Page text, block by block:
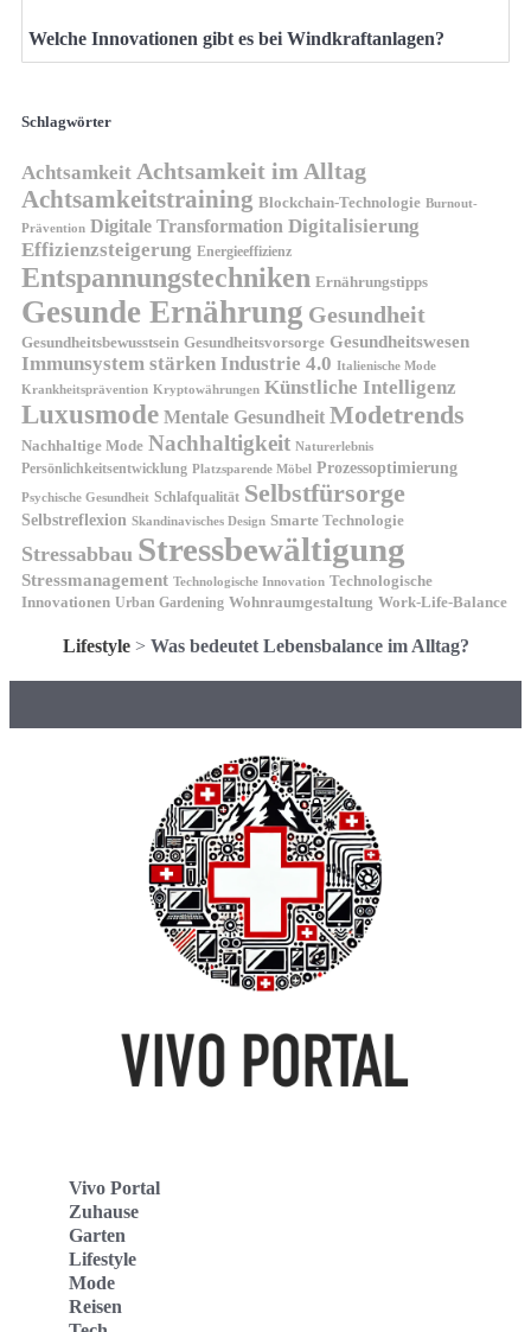
Welche Innovationen gibt es bei Windkraftanlagen?
Schlagwörter
Achtsamkeit Achtsamkeit im Alltag
Achtsamkeitstraining Blockchain-Technologie Burnout-
Prävention Digitale Transformation Digitalisierung
Effizienzsteigerung Energieeffizienz
Entspannungstechniken Ernährungstipps
Gesunde Ernährung Gesundheit
Gesundheitsbewusstsein Gesundheitsvorsorge Gesundheitswesen
Immunsystem stärken Industrie 4.0 Italienische Mode
Krankheitsprävention Kryptowährungen Künstliche Intelligenz
Luxusmode Mentale Gesundheit Modetrends
Nachhaltige Mode Nachhaltigkeit Naturerlebnis
Persönlichkeitsentwicklung Platzsparende Möbel Prozessoptimierung
Psychische Gesundheit Schlafqualität Selbstfürsorge
Selbstreflexion Skandinavisches Design Smarte Technologie
Stressabbau Stressbewältigung
Stressmanagement Technologische Innovation Technologische
Innovationen Urban Gardening Wohnraumgestaltung Work-Life-Balance
Lifestyle> Was bedeutet Lebensbalance im Alltag?
Vivo Portal
Zuhause
Garten
Lifestyle
Mode
Reisen